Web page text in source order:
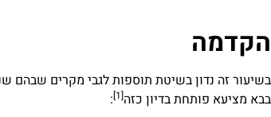
הקדמה
בשיעור זה נדון בשיטת תוספות לגבי מקרים שבהם
בבא מציעא פותחת בדיון כזה[1]
: